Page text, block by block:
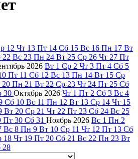
12 Чт 13 Пт 14 Сб 15 Вс 16 Пн 17 Вт
22 Вс 23 Пн 24 Вт 25 Ср 26 Чт 27 Пт
2026 Вт 1 Ср 2 Чт 3 Пт 4 Сб 5
Пт 11 Сб 12 Вс 13 Пн 14 Вт 15 Ср
20 Пн 21 Вт 22 Ср 23 Чт 24 Пт 25 Сб
30 Октябрь 2026 Чт 1 Пт 2 Сб 3 Вс 4
Сб 10 Вс 11 Пн 12 Вт 13 Ср 14 Чт 15
Вт 20 Ср 21 Чт 22 Пт 23 Сб 24 Вс 25
Пт 30 Сб 31 Ноябрь 2026 Вс 1 Пн 2
Вс 8 Пн 9 Вт 10 Ср 11 Чт 12 Пт 13 Сб
18 Чт 19 Пт 20 Сб 21 Вс 22 Пн 23 Вт
28